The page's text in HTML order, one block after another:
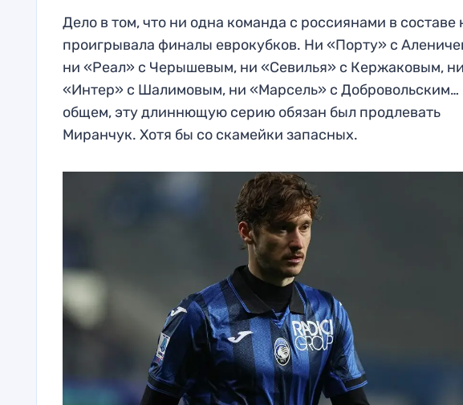
Дело в том, что ни одна команда с россиянами в составе
проигрывала финалы еврокубков. Ни «Порту» с
ни «Реал» с Черышевым, ни «Севилья» с Кержаковым,
«Интер» с Шалимовым, ни «Марсель» с Добровольским…
общем, эту длиннющую серию обязан был продлевать
Миранчук. Хотя бы со скамейки запасных.